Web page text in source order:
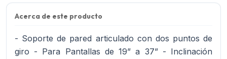
Acerca de este producto
- Soporte de pared articulado con dos puntos de
giro - Para Pantallas de 19” a 37” - Inclinación